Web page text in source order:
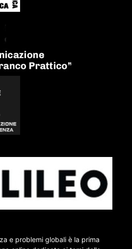
e problemi globali è la prima